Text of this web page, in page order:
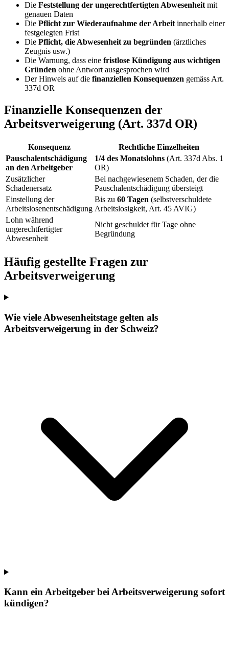
Die Feststellung der ungerechtfertigten Abwesenheit mit
genauen Daten
Die Pflicht zur Wiederaufnahme der Arbeit innerhalb einer
festgelegten Frist
Die Pflicht, die Abwesenheit zu begründen (ärztliches
Zeugnis usw.)
Die Warnung, dass eine fristlose Kündigung aus wichtigen
Gründen ohne Antwort ausgesprochen wird
Der Hinweis auf die finanziellen Konsequenzen gemäss Art.
337d OR
Finanzielle Konsequenzen der
Arbeitsverweigerung (Art. 337d OR)
Konsequenz
Rechtliche Einzelheiten
Pauschalentschädigung
an den Arbeitgeber
1/4 des Monatslohns (Art. 337d Abs. 1
OR)
Zusätzlicher
Schadenersatz
Bei nachgewiesenem Schaden, der die
Pauschalentschädigung übersteigt
Einstellung der
Arbeitslosenentschädigung
Bis zu 60 Tagen (selbstverschuldete
Arbeitslosigkeit, Art. 45 AVIG)
Lohn während
ungerechtfertigter
Abwesenheit
Nicht geschuldet für Tage ohne
Begründung
Häufig gestellte Fragen zur
Arbeitsverweigerung
Wie viele Abwesenheitstage gelten als
Arbeitsverweigerung in der Schweiz?
Kann ein Arbeitgeber bei Arbeitsverweigerung sofort
kündigen?